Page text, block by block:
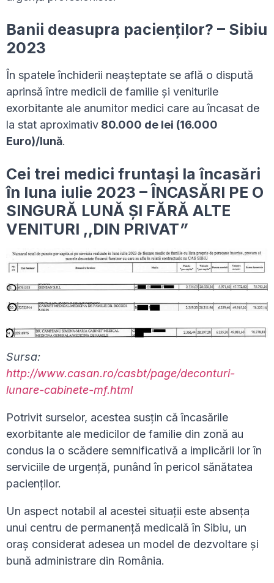
Banii deasupra pacienților? – Sibiu
2023
În spatele închiderii neașteptate se află o dispută
aprinsă între medicii de familie și veniturile
exorbitante ale anumitor medici care au încasat de
la stat aproximativ 80.000 de lei (16.000
Euro)/lună.
Cei trei medici fruntași la încasări
în luna iulie 2023 – ÎNCASĂRI PE O
SINGURĂ LUNĂ ȘI FĂRĂ ALTE
VENITURI ,,DIN PRIVAT”
Sursa:
http://www.casan.ro/casbt/page/deconturi-
lunare-cabinete-mf.html
Potrivit surselor, acestea susțin că încasările
exorbitante ale medicilor de familie din zonă au
condus la o scădere semnificativă a implicării lor în
serviciile de urgență, punând în pericol sănătatea
pacienților.
Un aspect notabil al acestei situații este absența
unui centru de permanență medicală în Sibiu, un
oraș considerat adesea un model de dezvoltare și
bună administrare din România.